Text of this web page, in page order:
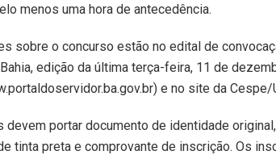
menos uma hora de antecedência.
sobre o concurso estão no edital de
edição da última terça-feira, 11 de
e no site da Cespe/
devem portar documento de identidade
tinta preta e comprovante de inscrição. Os